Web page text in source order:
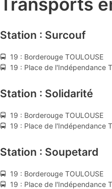
Station : Surcouf
🚍 19 : Borderouge TOULOUSE
🚍 19 : Place de l'Indépendance
Station : Solidarité
🚍 19 : Borderouge TOULOUSE
🚍 19 : Place de l'Indépendance
Station : Soupetard
🚍 19 : Borderouge TOULOUSE
🚍 19 : Place de l'Indépendance